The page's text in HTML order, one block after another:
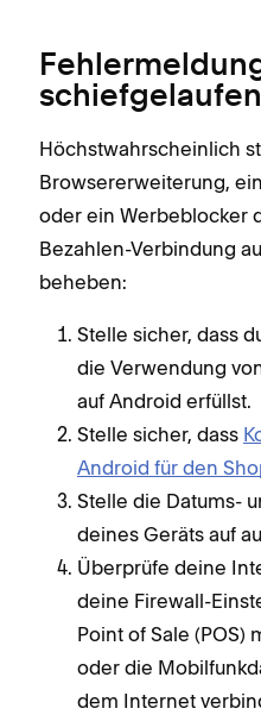
schiefgelaufen
Höchstwahrscheinlich
Browsererweiterung,
oder ein Werbeblocker
Bezahlen-Verbindung
beheben:
Stelle sicher, dass
die Verwendung
auf Android erfüllst.
Stelle sicher, dass
Android für den
Stelle die Datums-
deines Geräts auf
Überprüfe deine
deine Firewall-
Point of Sale (POS)
oder die
dem Internet